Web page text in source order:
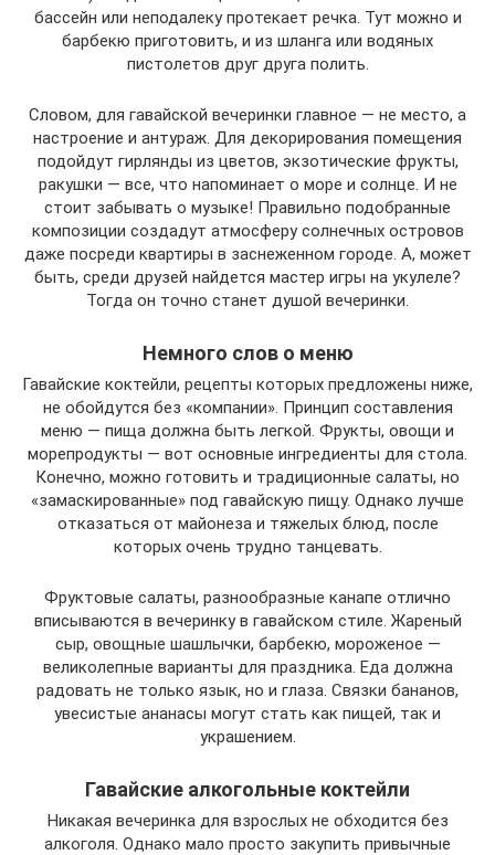
бассейн или неподалеку протекает речка. Тут можно и
барбекю приготовить, и из шланга или водяных
пистолетов друг друга полить.
Словом, для гавайской вечеринки главное — не место, а
настроение и антураж. Для декорирования помещения
подойдут гирлянды из цветов, экзотические фрукты,
ракушки — все, что напоминает о море и солнце. И не
стоит забывать о музыке! Правильно подобранные
композиции создадут атмосферу солнечных островов
даже посреди квартиры в заснеженном городе. А, может
быть, среди друзей найдется мастер игры на укулеле?
Тогда он точно станет душой вечеринки.
Немного слов о меню
Гавайские коктейли, рецепты которых предложены ниже,
не обойдутся без «компании». Принцип составления
меню — пища должна быть легкой. Фрукты, овощи и
морепродукты — вот основные ингредиенты для стола.
Конечно, можно готовить и традиционные салаты, но
«замаскированные» под гавайскую пищу. Однако лучше
отказаться от майонеза и тяжелых блюд, после
которых очень трудно танцевать.
Фруктовые салаты, разнообразные канапе отлично
вписываются в вечеринку в гавайском стиле. Жареный
сыр, овощные шашлычки, барбекю, мороженое —
великолепные варианты для праздника. Еда должна
радовать не только язык, но и глаза. Связки бананов,
увесистые ананасы могут стать как пищей, так и
украшением.
Гавайские алкогольные коктейли
Никакая вечеринка для взрослых не обходится без
алкоголя. Однако мало просто закупить привычные